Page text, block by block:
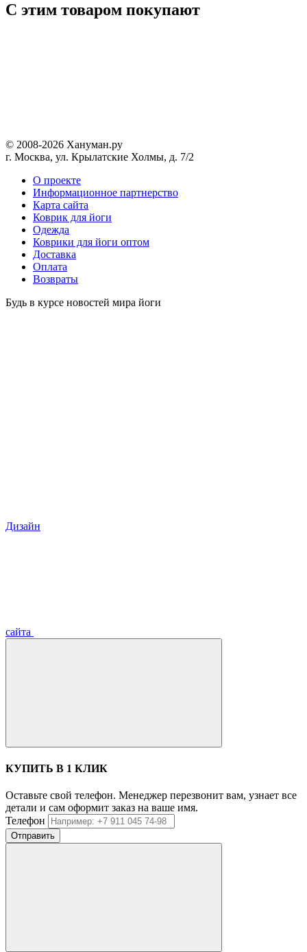
С этим товаром покупают
© 2008-2026 Хануман.ру
г. Москва, ул. Крылатские Холмы, д. 7/2
O проекте
Информационное партнерство
Карта сайта
Коврик для йоги
Одежда
Коврики для йоги оптом
Доставка
Оплата
Возвраты
Будь в курсе новостей мира йоги
Дизайн
сайта
КУПИТЬ В 1 КЛИК
Оставьте свой телефон. Менеджер перезвонит вам, узнает все
детали и сам оформит заказ на ваше имя.
Телефон
Отправить